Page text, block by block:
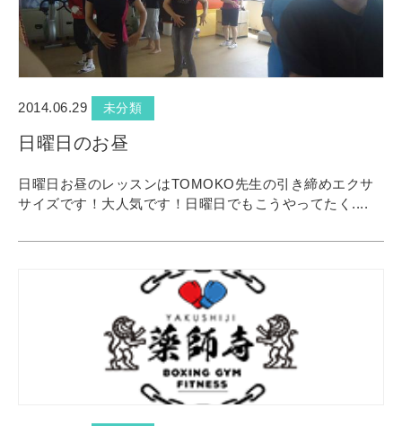
2014.06.29 未分類
日曜日のお昼
日曜日お昼のレッスンはTOMOKO先生の引き締めエクサ
サイズです！大人気です！日曜日でもこうやってたく....